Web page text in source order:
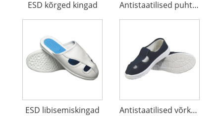
ESD kõrged kingad Antistaatilised puhta ruumi kingad
ESD libisemiskingad Antistaatilised võrkkangast kingad